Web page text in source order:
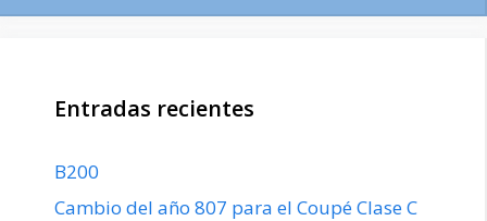
Entradas recientes
B200
Cambio del año 807 para el Coupé Clase C